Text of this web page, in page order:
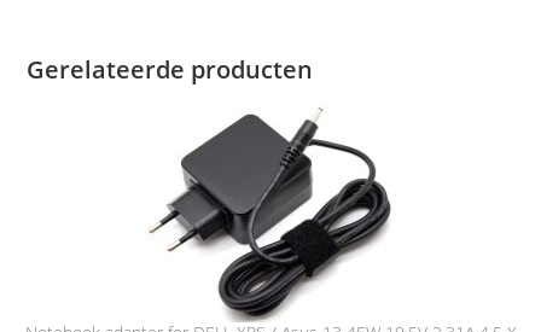
Gerelateerde producten